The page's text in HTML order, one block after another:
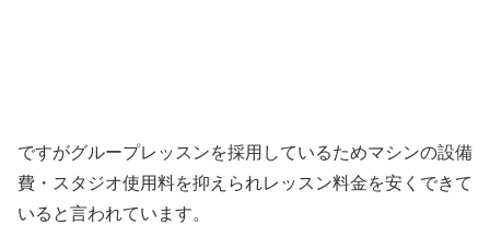
ですがグループレッスンを採用しているためマシンの設備
費・スタジオ使用料を抑えられレッスン料金を安くできて
いると言われています。